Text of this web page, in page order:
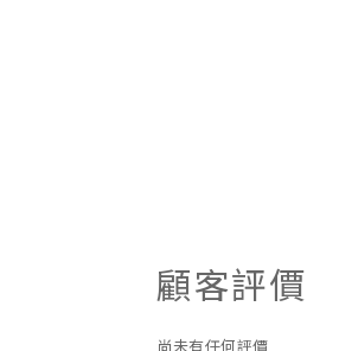
顧客評價
尚未有任何評價